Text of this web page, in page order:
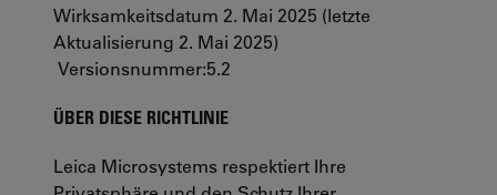
Wirksamkeitsdatum 2. Mai 2025 (letzte
Aktualisierung 2. Mai 2025)
Versionsnummer:5.2
ÜBER DIESE RICHTLINIE
Leica Microsystems respektiert Ihre